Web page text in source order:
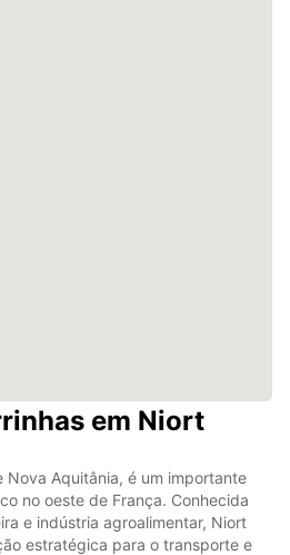
em Niort
Nova Aquitânia, é um importante
no oeste de França. Conhecida
e indústria agroalimentar, Niort
estratégica para o transporte e